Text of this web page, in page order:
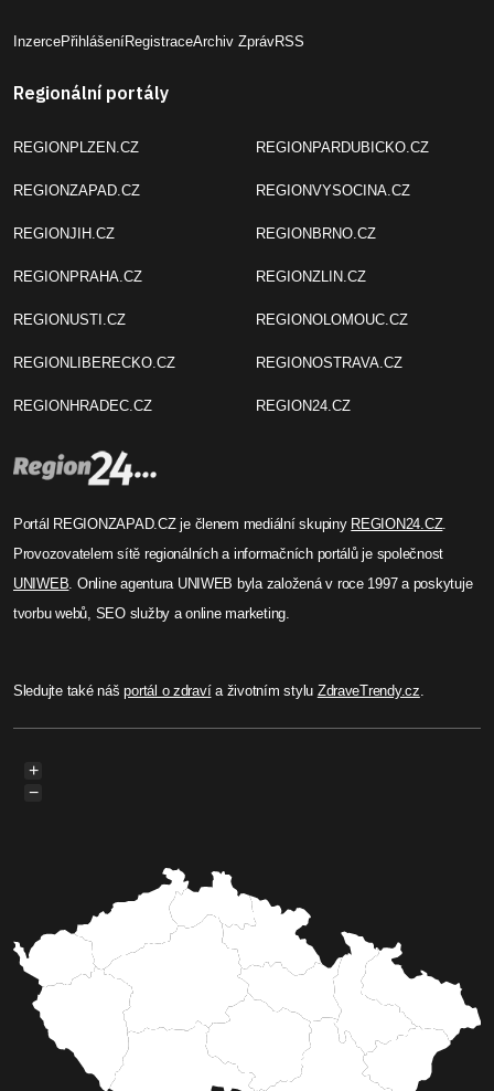
InzercePřihlášeníRegistraceArchiv ZprávRSS
Regionální portály
REGIONPLZEN.CZ
REGIONZAPAD.CZ
REGIONJIH.CZ
REGIONPRAHA.CZ
REGIONUSTI.CZ
REGIONLIBERECKO.CZ
REGIONHRADEC.CZ
REGIONPARDUBICKO.CZ
REGIONVYSOCINA.CZ
REGIONBRNO.CZ
REGIONZLIN.CZ
REGIONOLOMOUC.CZ
REGIONOSTRAVA.CZ
REGION24.CZ
Portál REGIONZAPAD.CZ je členem mediální skupiny REGION24.CZ.
Provozovatelem sítě regionálních a informačních portálů je společnost
UNIWEB. Online agentura UNIWEB byla založená v roce 1997 a poskytuje
tvorbu webů, SEO služby a online marketing.
Sledujte také nášportál o zdravía životním stylu ZdraveTrendy.cz.
+
−